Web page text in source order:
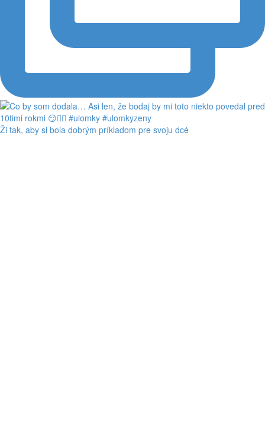
Ži tak, aby si bola dobrým príkladom pre svoju dcé